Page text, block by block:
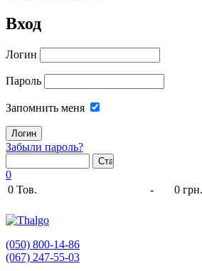
Вход
Логин
Пароль
Запомнить меня
Забыли пароль?
0
0 Тов. -
0 грн.
(050) 800-14-86
(067) 247-55-03